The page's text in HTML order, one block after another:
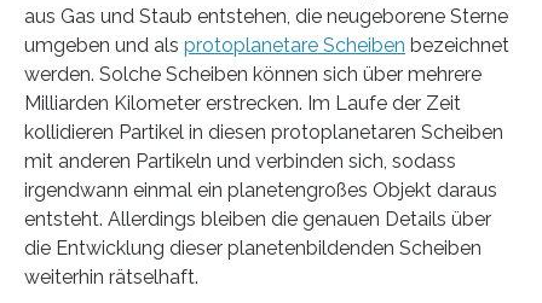
aus Gas und Staub entstehen, die neugeborene Sterne
umgeben und als protoplanetare Scheiben bezeichnet
werden. Solche Scheiben können sich über mehrere
Milliarden Kilometer erstrecken. Im Laufe der Zeit
kollidieren Partikel in diesen protoplanetaren Scheiben
mit anderen Partikeln und verbinden sich, sodass
irgendwann einmal ein planetengroßes Objekt daraus
entsteht. Allerdings bleiben die genauen Details über
die Entwicklung dieser planetenbildenden Scheiben
weiterhin rätselhaft.